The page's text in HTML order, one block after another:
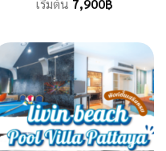
เริ่มต้น 7,900฿